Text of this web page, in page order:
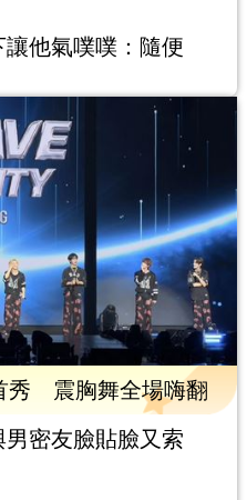
他氣噗噗：隨便
秀 震胸舞全場嗨翻
密友臉貼臉又索